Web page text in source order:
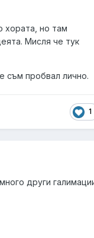
хората, но там
Мисля че тук
съм пробвал лично.
1
други